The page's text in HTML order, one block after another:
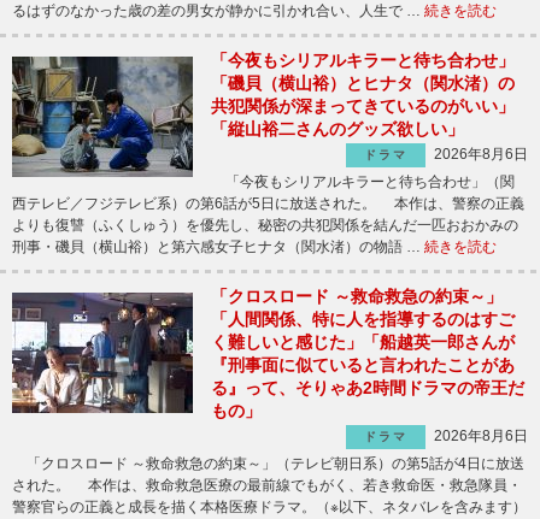
るはずのなかった歳の差の男女が静かに引かれ合い、人生で … 続きを読む
「今夜もシリアルキラーと待ち合わせ」
「磯貝（横山裕）とヒナタ（関水渚）の
共犯関係が深まってきているのがいい」
「縦山裕二さんのグッズ欲しい」
ドラマ
2026年8月6日
「今夜もシリアルキラーと待ち合わせ」（関
西テレビ／フジテレビ系）の第6話が5日に放送された。 本作は、警察の正義
よりも復讐（ふくしゅう）を優先し、秘密の共犯関係を結んだ一匹おおかみの
刑事・磯貝（横山裕）と第六感女子ヒナタ（関水渚）の物語 … 続きを読む
「クロスロード ～救命救急の約束～」
「人間関係、特に人を指導するのはすご
く難しいと感じた」「船越英一郎さんが
『刑事面に似ていると言われたことがあ
る』って、そりゃあ2時間ドラマの帝王だ
もの」
ドラマ
2026年8月6日
「クロスロード ～救命救急の約束～」（テレビ朝日系）の第5話が4日に放送
された。 本作は、救命救急医療の最前線でもがく、若き救命医・救急隊員・
警察官らの正義と成長を描く本格医療ドラマ。（※以下、ネタバレを含みます）